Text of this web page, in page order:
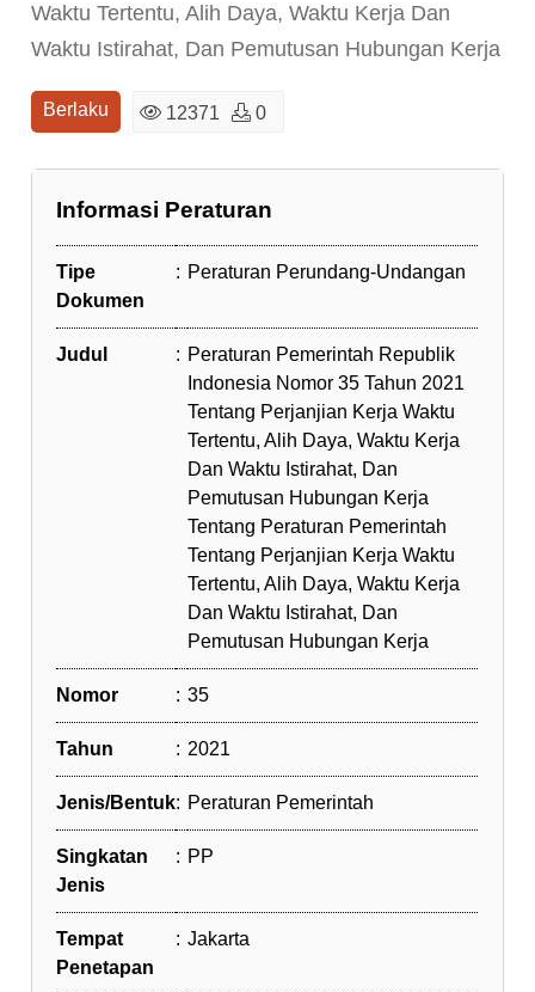
Waktu Tertentu, Alih Daya, Waktu Kerja Dan
Waktu Istirahat, Dan Pemutusan Hubungan Kerja
Berlaku 12371 0
Informasi Peraturan
Tipe
Dokumen
: Peraturan Perundang-Undangan
Judul : Peraturan Pemerintah Republik
Indonesia Nomor 35 Tahun 2021
Tentang Perjanjian Kerja Waktu
Tertentu, Alih Daya, Waktu Kerja
Dan Waktu Istirahat, Dan
Pemutusan Hubungan Kerja
Tentang Peraturan Pemerintah
Tentang Perjanjian Kerja Waktu
Tertentu, Alih Daya, Waktu Kerja
Dan Waktu Istirahat, Dan
Pemutusan Hubungan Kerja
Nomor : 35
Tahun : 2021
Jenis/Bentuk: Peraturan Pemerintah
Singkatan
Jenis
: PP
Tempat
Penetapan
: Jakarta